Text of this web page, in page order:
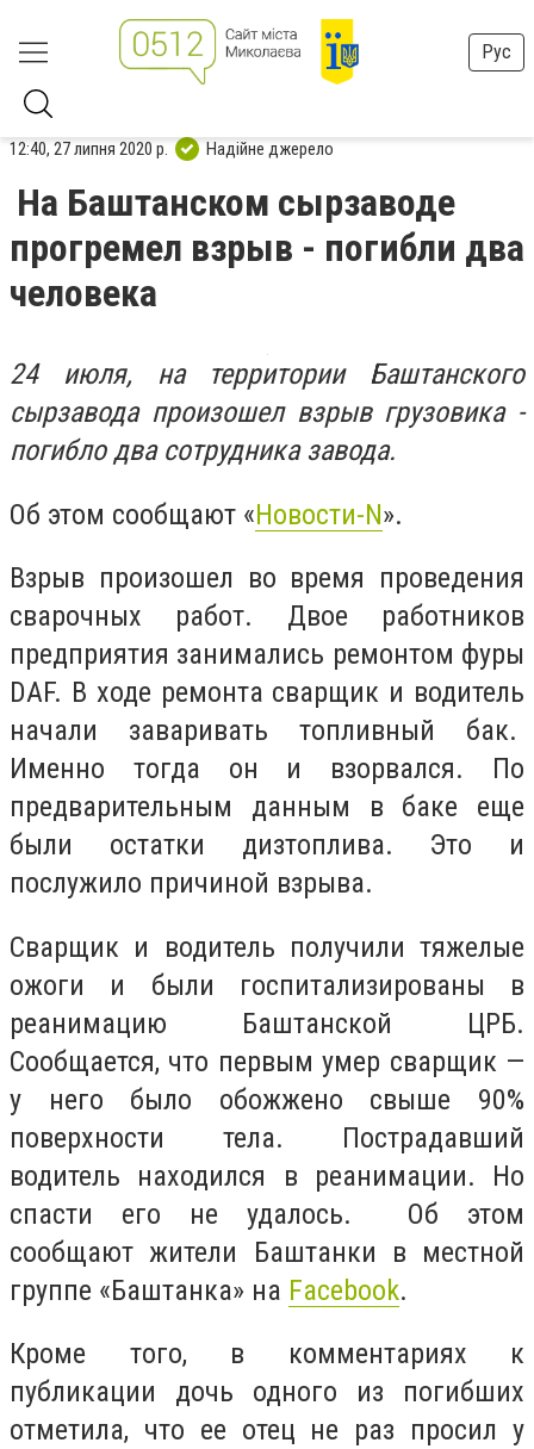
Рус
12:40, 27 липня 2020 р. Надійне джерело
На Баштанском сырзаводе
прогремел взрыв - погибли два
человека
24 июля, на территории Баштанского
сырзавода произошел взрыв грузовика -
погибло два сотрудника завода.
Об этом сообщают «Новости-N».
Взрыв произошел во время проведения
сварочных работ. Двое работников
предприятия занимались ремонтом фуры
DAF. В ходе ремонта сварщик и водитель
начали заваривать топливный бак.
Именно тогда он и взорвался. По
предварительным данным в баке еще
были остатки дизтоплива. Это и
послужило причиной взрыва.
Сварщик и водитель получили тяжелые
ожоги и были госпитализированы в
реанимацию Баштанской ЦРБ.
Сообщается, что первым умер сварщик —
у него было обожжено свыше 90%
поверхности тела. Пострадавший
водитель находился в реанимации. Но
спасти его не удалось. Об этом
сообщают жители Баштанки в местной
группе «Баштанка» на Facebook.
Кроме того, в комментариях к
публикации дочь одного из погибших
отметила, что ее отец не раз просил у